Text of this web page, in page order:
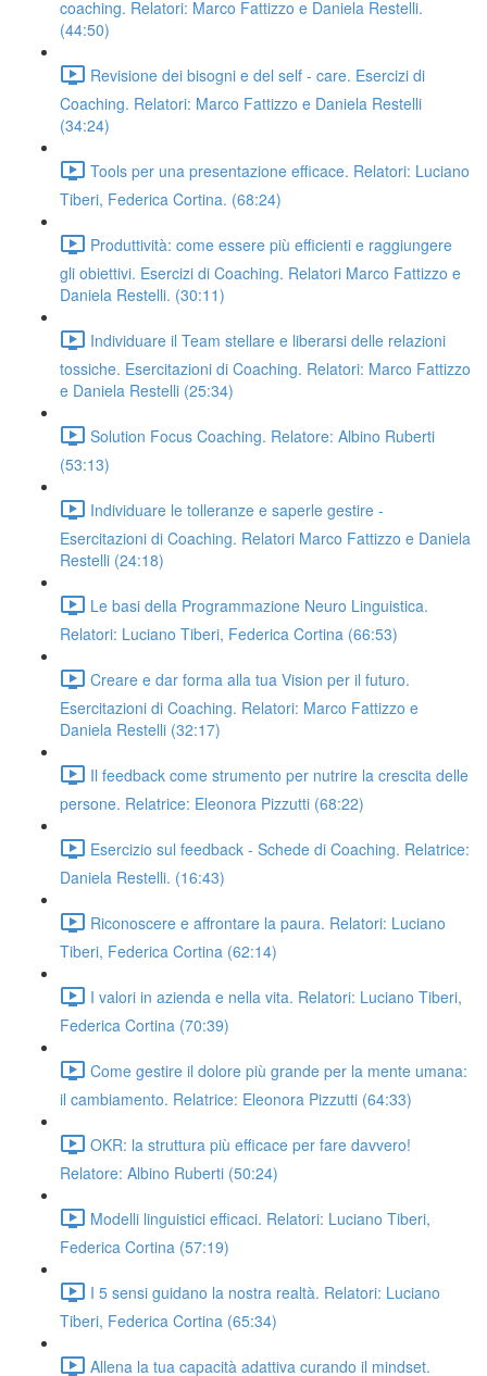
coaching. Relatori: Marco Fattizzo e Daniela Restelli.
(44:50)
Revisione dei bisogni e del self - care. Esercizi di
Coaching. Relatori: Marco Fattizzo e Daniela Restelli
(34:24)
Tools per una presentazione efficace. Relatori: Luciano
Tiberi, Federica Cortina. (68:24)
Produttività: come essere più efficienti e raggiungere
gli obiettivi. Esercizi di Coaching. Relatori Marco Fattizzo e
Daniela Restelli. (30:11)
Individuare il Team stellare e liberarsi delle relazioni
tossiche. Esercitazioni di Coaching. Relatori: Marco Fattizzo
e Daniela Restelli (25:34)
Solution Focus Coaching. Relatore: Albino Ruberti
(53:13)
Individuare le tolleranze e saperle gestire -
Esercitazioni di Coaching. Relatori Marco Fattizzo e Daniela
Restelli (24:18)
Le basi della Programmazione Neuro Linguistica.
Relatori: Luciano Tiberi, Federica Cortina (66:53)
Creare e dar forma alla tua Vision per il futuro.
Esercitazioni di Coaching. Relatori: Marco Fattizzo e
Daniela Restelli (32:17)
Il feedback come strumento per nutrire la crescita delle
persone. Relatrice: Eleonora Pizzutti (68:22)
Esercizio sul feedback - Schede di Coaching. Relatrice:
Daniela Restelli. (16:43)
Riconoscere e affrontare la paura. Relatori: Luciano
Tiberi, Federica Cortina (62:14)
I valori in azienda e nella vita. Relatori: Luciano Tiberi,
Federica Cortina (70:39)
Come gestire il dolore più grande per la mente umana:
il cambiamento. Relatrice: Eleonora Pizzutti (64:33)
OKR: la struttura più efficace per fare davvero!
Relatore: Albino Ruberti (50:24)
Modelli linguistici efficaci. Relatori: Luciano Tiberi,
Federica Cortina (57:19)
I 5 sensi guidano la nostra realtà. Relatori: Luciano
Tiberi, Federica Cortina (65:34)
Allena la tua capacità adattiva curando il mindset.